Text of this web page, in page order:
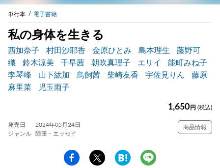
単行本 電子書籍
私の身体を生きる
西加奈子 村田沙耶香 金原ひとみ 島本理生
藤野可
織
鈴木涼美 千早茜 朝吹真理子 エリイ
能町みね子
李琴峰
山下紘加 鳥飼茜 柴崎友香 宇佐見りん
藤原
麻里菜
児玉雨子
1,650 円 (税込)
発売日
2024年05月24日
ジャンル
随筆・エッセイ
商品情報